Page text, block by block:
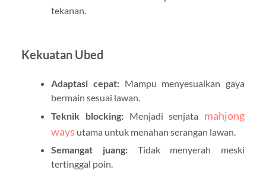
tekanan.
Kekuatan Ubed
Adaptasi cepat:Mampu menyesuaikan gaya
bermain sesuai lawan.
Teknik blocking:Menjadi senjata mahjong
ways utama untuk menahan serangan lawan.
Semangat juang:Tidak menyerah meski
tertinggal poin.